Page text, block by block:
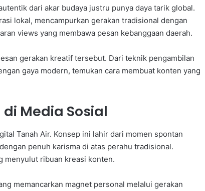
dari akar budaya justru punya daya tarik global.
lokal, mencampurkan gerakan tradisional dengan
views yang membawa pesan kebanggaan daerah.
gerakan kreatif tersebut. Dari teknik pengambilan
gaya modern, temukan cara membuat konten yang
Media Sosial
Tanah Air. Konsep ini lahir dari momen spontan
penuh karisma di atas perahu tradisional.
menyulut ribuan kreasi konten.
memancarkan magnet personal melalui gerakan